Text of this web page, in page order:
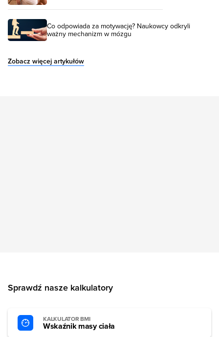
Co odpowiada za motywację? Naukowcy odkryli
ważny mechanizm w mózgu
Zobacz więcej artykułów
Sprawdź nasze kalkulatory
KALKULATOR BMI
Wskaźnik masy ciała